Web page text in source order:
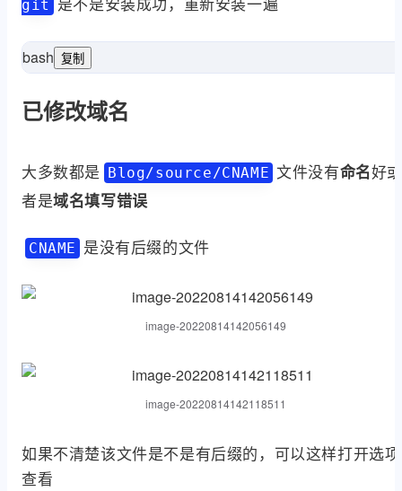
git
bash 复制
已修改域名
大多数都是 Blog/source/CNAME 文件没有命名好
者是域名填写错误
CNAME 是没有后缀的文件
image-20220814142056149
image-20220814142118511
如果不清楚该文件是不是有后缀的，可以这样打开选项
查看